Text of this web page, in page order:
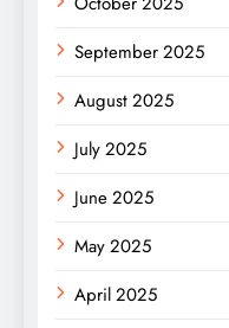
September 2025
August 2025
July 2025
June 2025
May 2025
April 2025